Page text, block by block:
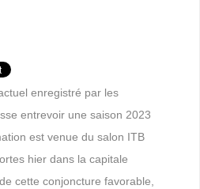
enregistré par les
entrevoir une saison 2023
est venue du salon ITB
hier dans la capitale
cette conjoncture favorable,